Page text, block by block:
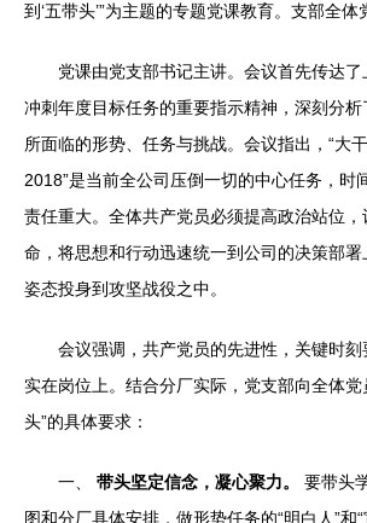
到‘五带头’”为主题的专题党课教育。支部全体
党课由党支部书记主讲。会议首先传达
冲刺年度目标任务的重要指示精神，深刻分
所面临的形势、任务与挑战。会议指出，“大
2018”是当前全公司压倒一切的中心任务，时
责任重大。全体共产党员必须提高政治站位
命，将思想和行动迅速统一到公司的决策部
姿态投身到攻坚战役之中。
会议强调，共产党员的先进性，关键时
实在岗位上。结合分厂实际，党支部向全体党
头”的具体要求：
一、 带头坚定信念，凝心聚力。
要带头
图和分厂具体安排，做形势任务的“明白人”和